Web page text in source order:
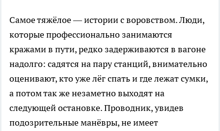
Самое тяжёлое — истории с воровством. Люди,
которые профессионально занимаются
кражами в пути, редко задерживаются в вагоне
надолго: садятся на пару станций, внимательно
оценивают, кто уже лёг спать и где лежат сумки,
а потом так же незаметно выходят на
следующей остановке. Проводник, увидев
подозрительные манёвры, не имеет